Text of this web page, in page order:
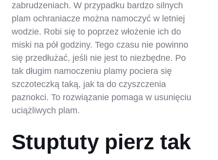
zabrudzeniach. W przypadku bardzo silnych
plam ochraniacze można namoczyć w letniej
wodzie. Robi się to poprzez włożenie ich do
miski na pół godziny. Tego czasu nie powinno
się przedłużać, jeśli nie jest to niezbędne. Po
tak długim namoczeniu plamy pociera się
szczoteczką taką, jak ta do czyszczenia
paznokci. To rozwiązanie pomaga w usunięciu
uciążliwych plam.
Stuptuty pierz tak